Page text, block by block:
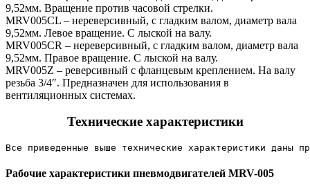
9,52мм. Вращение против часовой стрелки.
MRV005CL – нереверсивный, с гладким валом, диаметр вала
9,52мм. Левое вращение. С лыской на валу.
MRV005CR – нереверсивный, с гладким валом, диаметр вала
9,52мм. Правое вращение. С лыской на валу.
MRV005Z – реверсивный с фланцевым креплением. На валу
резьба 3/4″. Предназначен для использования в
вентиляционных системах.
Технические характеристики
Все приведенные выше технические характеристики даны
Рабочие характеристики пневмодвигателей MRV-005